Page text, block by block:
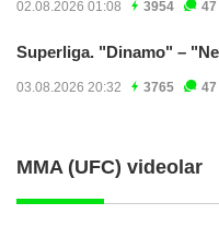
02.08.2026 01:08 3954 47
Superliga. "Dinamo" –
03.08.2026 20:32 3765 47
MMA (UFC) videolar